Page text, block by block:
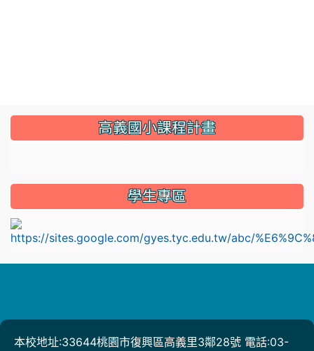
::: 高義國小課程計畫
學生專區
本校地址:33644桃園市復興區高義里3鄰28號 電話:03-